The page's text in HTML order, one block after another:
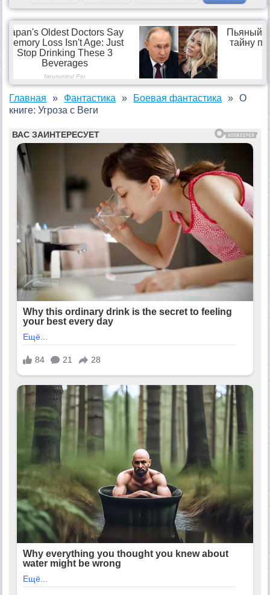
Главная Фантастика Боевая фантастика
О
книге: Угроза с Веги